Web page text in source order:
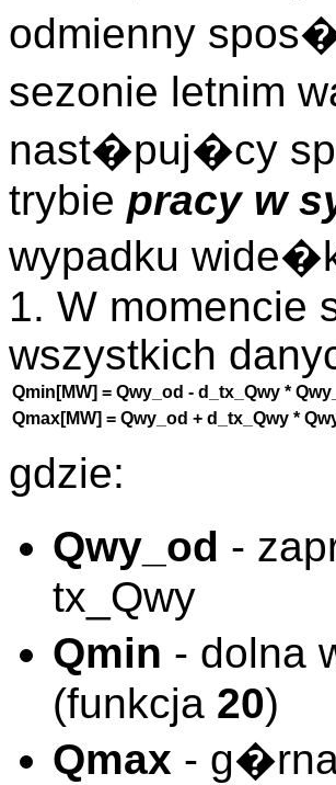
odmienny
sezonie letnim
nast�puj�cy
trybie pracy w
wypadku
1. W momencie
wszystkich
Qmin[MW] = Qwy_od - d_tx_Qwy *
Qmax[MW] = Qwy_od + d_tx_Qwy *
gdzie:
Qwy_od -
tx_Qwy
Qmin - dolna
(funkcja 20)
Qmax -